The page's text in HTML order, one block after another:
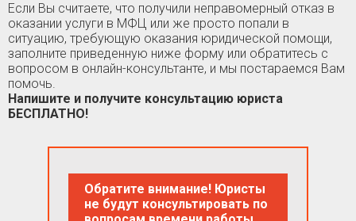
Если Вы считаете, что получили неправомерный отказ в
оказании услуги в МФЦ или же просто попали в
ситуацию, требующую оказания юридической помощи,
заполните приведенную ниже форму или обратитесь с
вопросом в онлайн-консультанте, и мы постараемся Вам
помочь.
Напишите и получите консультацию юриста
БЕСПЛАТНО!
Обратите внимание! Юристы
не будут консультировать по